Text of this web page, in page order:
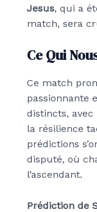
Jesus, qui a
match, sera
Ce Qui
Ce match
passionnante
distincts,
la résilience
prédictions
disputé, où
l’ascendant.
Prédiction de